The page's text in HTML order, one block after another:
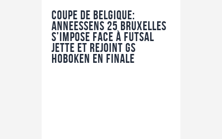
Coupe de Belgique:
Anneessens 25 Bruxelles
s’impose face à Futsal
Jette et rejoint GS
Hoboken en finale